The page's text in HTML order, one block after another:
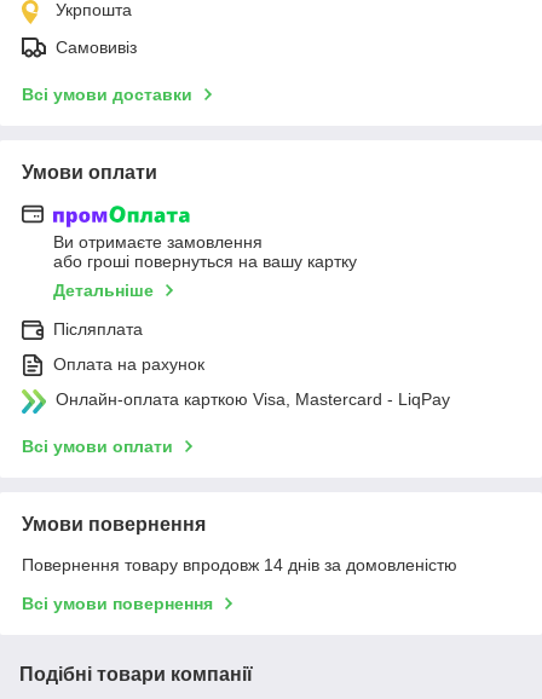
Укрпошта
Самовивіз
Всі умови доставки
Умови оплати
Ви отримаєте замовлення
або гроші повернуться на вашу картку
Детальніше
Післяплата
Оплата на рахунок
Онлайн-оплата карткою Visa, Mastercard - LiqPay
Всі умови оплати
Умови повернення
Повернення товару впродовж 14 днів за домовленістю
Всі умови повернення
Подібні товари компанії